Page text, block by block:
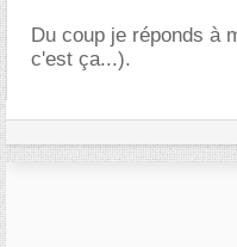
Du coup je réponds à
c'est ça...).